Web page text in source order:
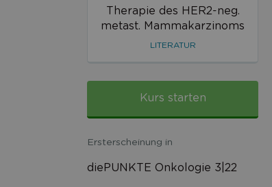
Therapie des HER2-neg.
metast. Mammakarzinoms
LITERATUR
Kurs starten
Ersterscheinung in
diePUNKTE Onkologie 3|22